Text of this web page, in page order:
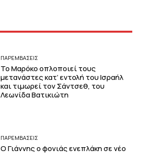
ΠΑΡΕΜΒΑΣΕΙΣ
Το Μαρόκο οπλοποιεί τους
μετανάστες κατ’ εντολή του Ισραήλ
και τιμωρεί τον Σάντσεθ, του
Λεωνίδα Βατικιώτη
ΠΑΡΕΜΒΑΣΕΙΣ
Ο Γιάννης ο φονιάς ενεπλάκη σε νέο